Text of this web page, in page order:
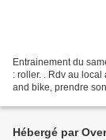
Entrainement du
: roller. . Rdv au
and bike, prendre
Hébergé par